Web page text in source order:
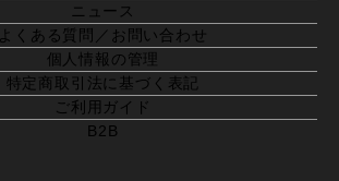
ニュース
よくある質問／お問い合わせ
個人情報の管理
特定商取引法に基づく表記
ご利用ガイド
B2B